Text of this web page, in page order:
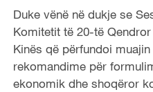
Duke vënë në dukje se
Komitetit të 20-të
Kinës që përfundoi
rekomandime për
ekonomik dhe shoqëror